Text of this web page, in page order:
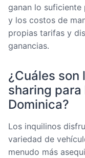
ganan lo
y los costos de
propias tarifas y
ganancias.
¿Cuáles
sharing
Dominica?
Los inquilinos
variedad de
menudo más